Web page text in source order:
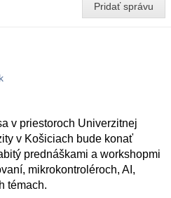
Pridať správu
v priestoroch Univerzitnej
v Košiciach bude konať
prednáškami a workshopmi
mikrokontroléroch, AI,
témach.